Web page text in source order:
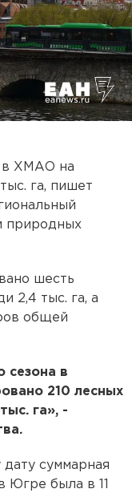
в ХМАО на
га, пишет
природных
шесть
2,4 тыс. га, а
общей
сезона в
210 лесных
га», -
дату суммарная
была в 11